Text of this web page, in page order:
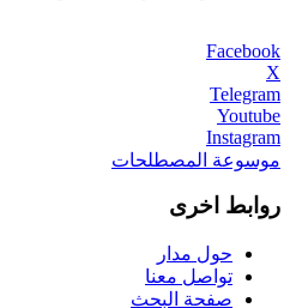
Facebook
X
Telegram
Youtube
Instagram
موسوعة المصطلحات
روابط اخرى
حول مدار
تواصل معنا
صفحة البحث